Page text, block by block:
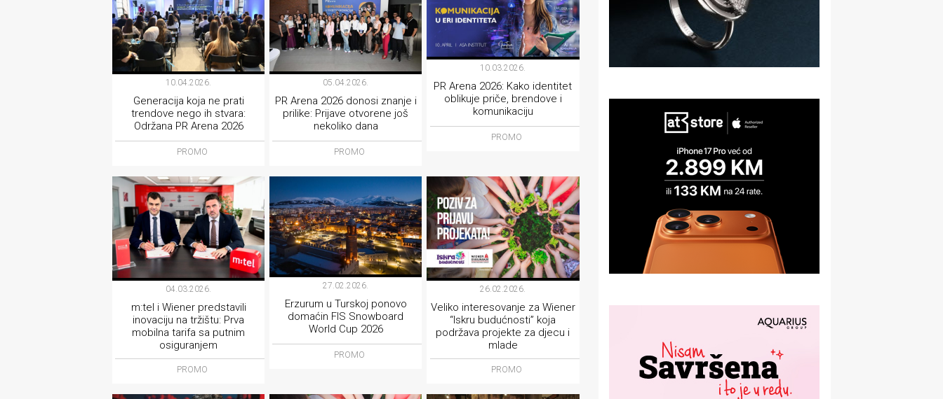
10.04.2026.
Generacija koja ne prati
trendove nego ih stvara:
Održana PR Arena 2026
PROMO
05.04.2026.
PR Arena 2026 donosi znanje i
prilike: Prijave otvorene još
nekoliko dana
PROMO
10.03.2026.
PR Arena 2026: Kako identitet
oblikuje priče, brendove i
komunikaciju
PROMO
04.03.2026.
m:tel i Wiener predstavili
inovaciju na tržištu: Prva
mobilna tarifa sa putnim
osiguranjem
PROMO
27.02.2026.
Erzurum u Turskoj ponovo
domaćin FIS Snowboard
World Cup 2026
PROMO
26.02.2026.
Veliko interesovanje za Wiener
“Iskru budućnosti” koja
podržava projekte za djecu i
mlade
PROMO